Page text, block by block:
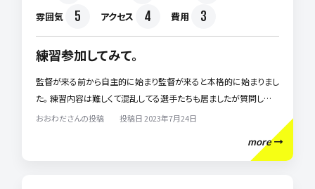
雰囲気 5 アクセス 4 費用 3
練習参加してみて。
監督が来る前から自主的に始まり監督が来ると本格的に始まりまし
た。 練習内容は難しくて混乱してる選手たちも居ましたが質問しあ
い解決してました。雰囲気もゆるすぎつきつすぎずで良かったです。
おおわださんの投稿 投稿日 2023年7月24日
more